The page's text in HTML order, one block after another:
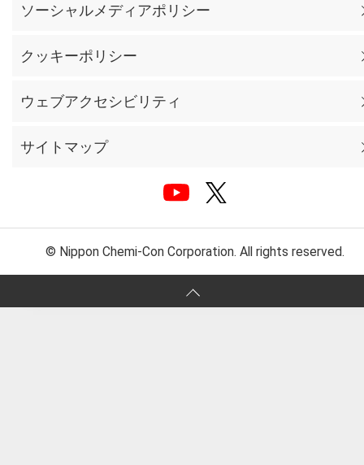
ソーシャルメディアポリシー
クッキーポリシー
ウェブアクセシビリティ
サイトマップ
© Nippon Chemi-Con Corporation. All rights reserved.